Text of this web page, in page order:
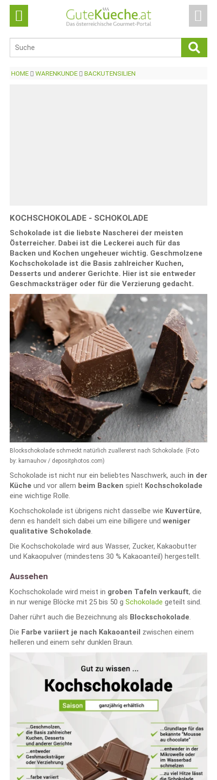
HOME WARENKUNDE BACKUTENSILIEN
KOCHSCHOKOLADE - SCHOKOLADE
Schokolade ist die liebste Nascherei der meisten
Österreicher. Dabei ist die Leckerei auch für das
Backen und Kochen ungeheuer wichtig. Geschmolzene
Kochschokolade ist die Basis zahlreicher Kuchen,
Desserts und anderer Gerichte. Hier ist sie entweder
Geschmacksträger oder für die Verzierung gedacht.
Blockschokolade schmeckt natürlich zuallererst nach Schokolade. (Foto
by: karnauhov / depositphotos.com)
Schokolade ist nicht nur ein beliebtes Naschwerk, auch in der
Küche und vor allem beim Backen spielt Kochschokolade
eine wichtige Rolle.
Kochschokolade ist übrigens nicht dasselbe wie Kuvertüre,
denn es handelt sich dabei um eine billigere und weniger
qualitative Schokolade.
Die Kochschokolade wird aus Wasser, Zucker, Kakaobutter
und Kakaopulver (mindestens 30 % Kakaoanteil) hergestellt.
Aussehen
Kochschokolade wird meist in groben Tafeln verkauft, die
in nur wenige Blöcke mit 25 bis 50 g Schokolade geteilt sind.
Daher rührt auch die Bezeichnung als Blockschokolade.
Die Farbe variiert je nach Kakaoanteil zwischen einem
helleren und einem sehr dunklen Braun.